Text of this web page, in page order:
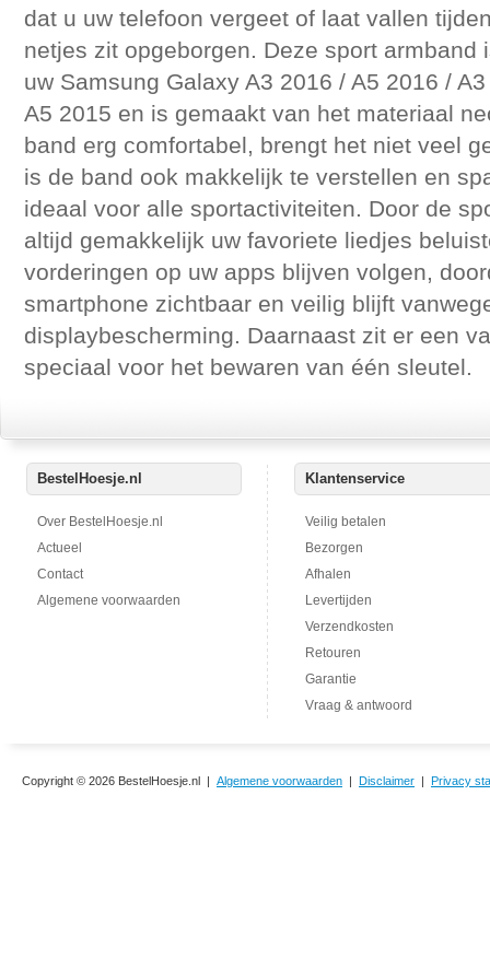
dat u uw telefoon vergeet of laat vallen
netjes zit opgeborgen. Deze sport armband
uw Samsung Galaxy A3 2016 / A5 2016 /
A5 2015 en is gemaakt van het materiaal
band erg comfortabel, brengt het niet veel
is de band ook makkelijk te verstellen en
ideaal voor alle sportactiviteiten. Door de
altijd gemakkelijk uw favoriete liedjes
vorderingen op uw apps blijven volgen,
smartphone zichtbaar en veilig blijft
displaybescherming. Daarnaast zit er een
speciaal voor het bewaren van één sleutel.
BestelHoesje.nl
Over BestelHoesje.nl
Actueel
Contact
Algemene voorwaarden
Klantenservice
Veilig betalen
Bezorgen
Afhalen
Levertijden
Verzendkosten
Retouren
Garantie
Vraag & antwoord
Copyright © 2026 BestelHoesje.nl | Algemene voorwaarden | Disclaimer | Privacy